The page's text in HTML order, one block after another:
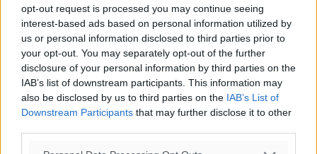
opt-out request is processed you may continue seeing
interest-based ads based on personal information utilized by
us or personal information disclosed to third parties prior to
your opt-out. You may separately opt-out of the further
disclosure of your personal information by third parties on the
IAB’s list of downstream participants. This information may
also be disclosed by us to third parties on the IAB’s List of
Downstream Participants that may further disclose it to other
Υπενθύμιση: